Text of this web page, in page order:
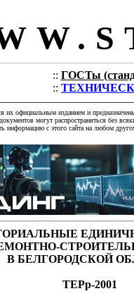
:: ГОСТы
::
их официальным изданием и
документов могут распространяться без
информацию с этого сайта на любом
В БЕЛГОРОДСКОЙ
ТЕРр-2001